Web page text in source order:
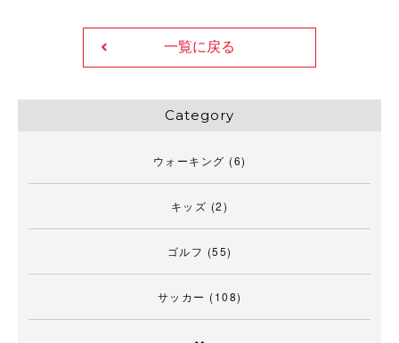
一覧に戻る
Category
ウォーキング (6)
キッズ (2)
ゴルフ (55)
サッカー (108)